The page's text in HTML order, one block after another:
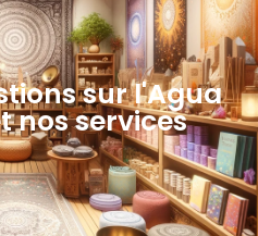
sur l'Agua
nos services